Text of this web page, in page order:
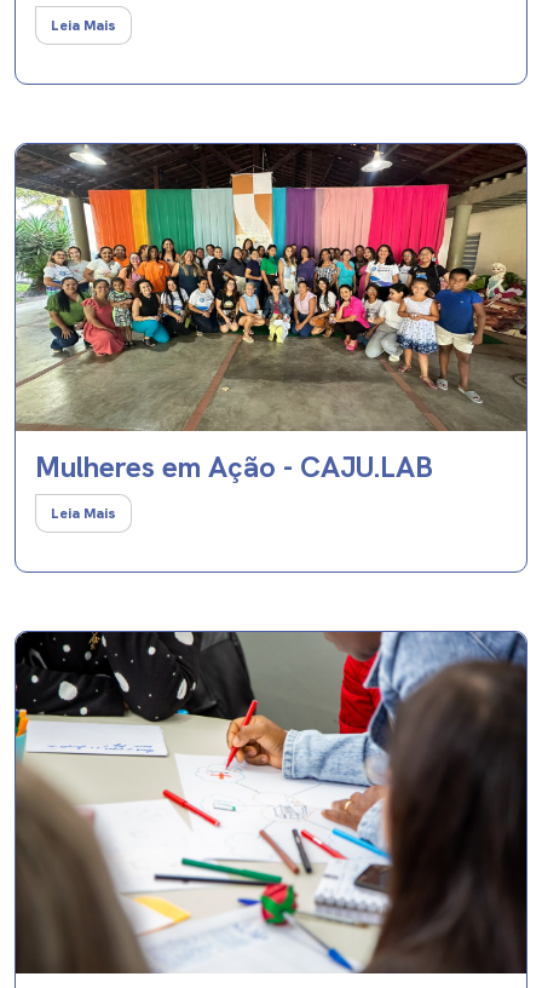
Leia Mais
Mulheres em Ação - CAJU.LAB
Leia Mais